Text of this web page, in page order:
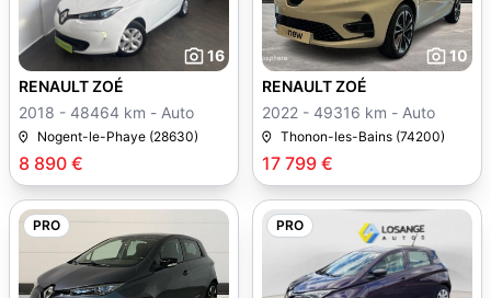
16
8 890 €
RENAULT ZOÉ
2018 - 48464 km - Auto
Nogent-le-Phaye (28630)
10
17 799 €
RENAULT ZOÉ
2022 - 49316 km - Auto
Thonon-les-Bains (74200)
PRO PRO